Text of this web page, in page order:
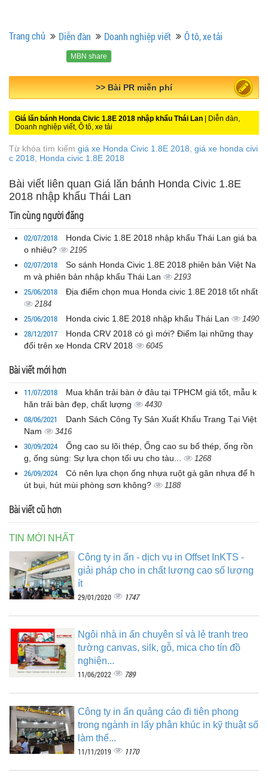
Trang chủ Diễn đàn Doanh nghiệp viết Ô tô, xe tải
MBN share
>> Quảng cáo miễn phí
Giá lăn bánh Honda Civic 1.8E 2018 nhập khẩu Thái Lan | Diễn đàn,
Doanh nghiệp viết, Ô tô, xe tải
Từ khóa tìm kiếm giá xe Honda Civic 1.8E 2018 giá xe honda civi
c 2018
Honda civic 1.8E 2018
Bài viết liên quan Giá lăn bánh Honda Civic 1.8E
2018 nhập khẩu Thái Lan
Tin cùng người đăng
02/07/2018
Honda Civic 1.8E 2018 nhập khẩu Thái Lan giá ba
o nhiêu?
2195
02/07/2018
So sánh Honda Civic 1.8E 2018 phiên bản Việt Na
m và phiên bản nhập khẩu Thái Lan
2193
25/06/2018 Địa điểm chọn mua Honda civic 1.8E 2018 tốt nhất
2184
25/06/2018 Honda civic 1.8E 2018 nhập khẩu Thái Lan 1490
28/12/2017
Honda CRV 2018 có gì mới? Điểm lại những thay
đổi trên xe Honda CRV 2018
6045
Bài viết mới hơn
11/07/2018
Mua khăn trải bàn ở đâu tại TPHCM giá tốt, mẫu k
hăn trải bàn đẹp, chất lượng
4430
08/06/2021
Danh Sách Công Ty Sản Xuất Khẩu Trang Tại Việt
Nam
3416
30/09/2024
Ống cao su lõi thép, Ống cao su bố thép, ống rồn
g, ống sùng: Sự lựa chọn tối ưu cho tàu...
1268
26/09/2024
Có nên lựa chọn ống nhựa ruột gà gân nhựa để h
út bụi, hút mùi phòng sơn không?
1188
Bài viết cũ hơn
TIN MỚI NHẤT
Công ty in ấn - dịch vụ in Offset InKTS -
giải pháp cho in chất lượng cao số lượng
ít
29/01/2020 1747
Ngôi nhà in ấn chuyên sỉ và lẻ tranh treo
tường canvas, silk, gỗ, mica cho tín đồ
nghiện...
11/06/2022 789
Công ty in ấn quảng cáo đi tiên phong
trong ngành in lấy phân khúc in kỹ thuật số
làm thế...
11/11/2019 1170